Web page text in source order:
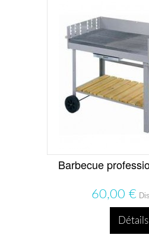
Barbecue
60,00 €
Détails